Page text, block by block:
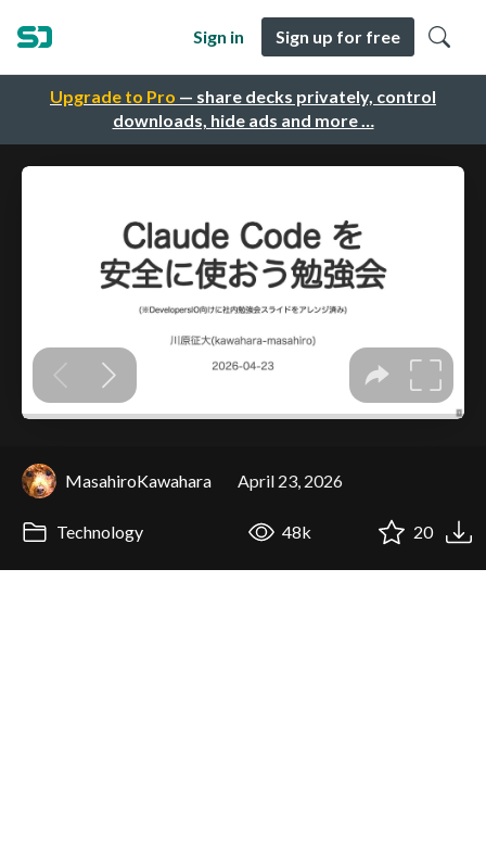
Upgrade to Pro — share decks privately, control
downloads, hide ads and more …
Sign in Sign up for free
MasahiroKawahara April 23, 2026
Technology 48k 20